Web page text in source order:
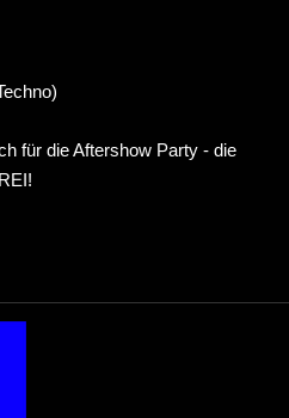
für die Aftershow Party - die